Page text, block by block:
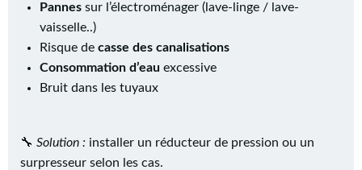
Pannes sur l’électroménager (lave-linge / lave-
vaisselle..)
Risque de casse des canalisations
Consommation d’eau excessive
Bruit dans les tuyaux
🔧 Solution : installer un réducteur de pression ou un
surpresseur selon les cas.